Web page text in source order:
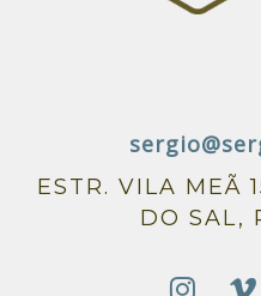
ESTR. VILA MEÃ
DO SAL,